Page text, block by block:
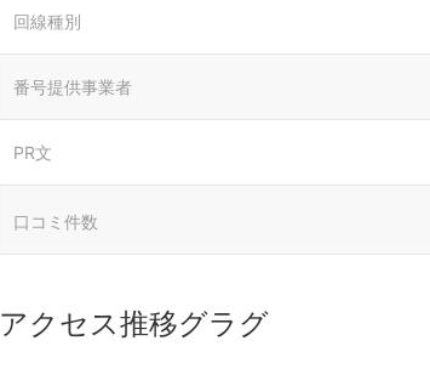
回線種別
番号提供事業者
PR文
口コミ件数
アクセス推移グラグ